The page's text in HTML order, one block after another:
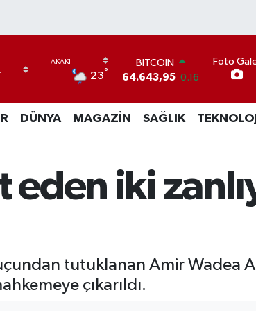
23°
BITCOIN
64.643,95 0.16
47,6704 0
EURO
GRAM ALTIN
6500.87 0.12
Foto
DÜNYA MAGAZİN SAĞLIK TEKNOLOJİ
eden iki
tutuklanan Amir Wadea
çıkarıldı.